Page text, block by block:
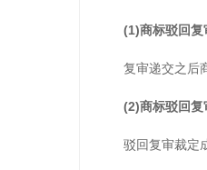
(1)商标驳回复
复审递交之后商
(2)商标驳回复
驳回复审裁定成